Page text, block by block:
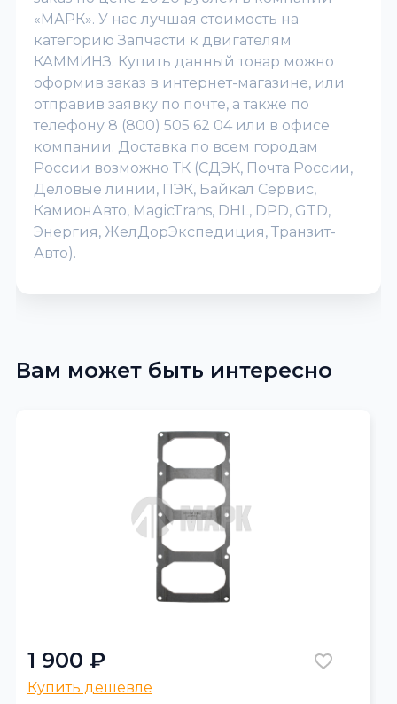
«МАРК». У нас лучшая стоимость на
категорию Запчасти к двигателям
КАММИНЗ. Купить данный товар можно
оформив заказ в интернет-магазине, или
отправив заявку по почте, а также по
телефону 8 (800) 505 62 04 или в офисе
компании. Доставка по всем городам
России возможно ТК (СДЭК, Почта России,
Деловые линии, ПЭК, Байкал Сервис,
КамионАвто, MagicTrans, DHL, DPD, GTD,
Энергия, ЖелДорЭкспедиция, Транзит-
Авто).
Вам может быть интересно
1 900 ₽
Купить дешевле